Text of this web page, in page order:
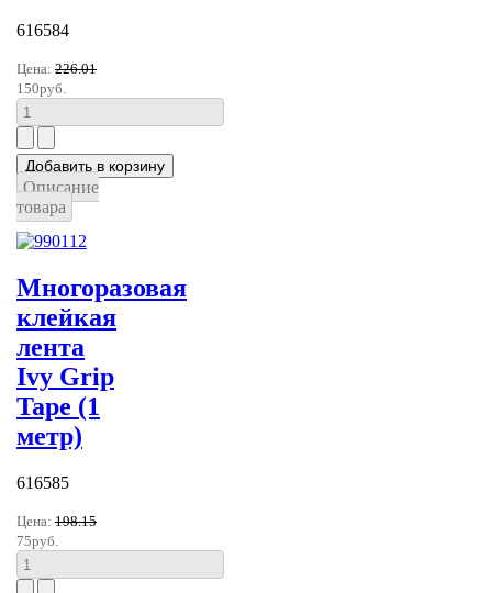
616584
Цена: 226.01
150руб.
Описание
товара
Многоразовая
клейкая
лента
Ivy Grip
Tape (1
метр)
616585
Цена: 198.15
75руб.